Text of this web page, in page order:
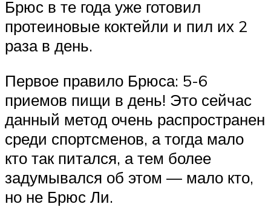
Брюс в те года уже готовил
протеиновые коктейли и пил их 2
раза в день.
Первое правило Брюса: 5-6
приемов пищи в день! Это сейчас
данный метод очень распространен
среди спортсменов, а тогда мало
кто так питался, а тем более
задумывался об этом — мало кто,
но не Брюс Ли.